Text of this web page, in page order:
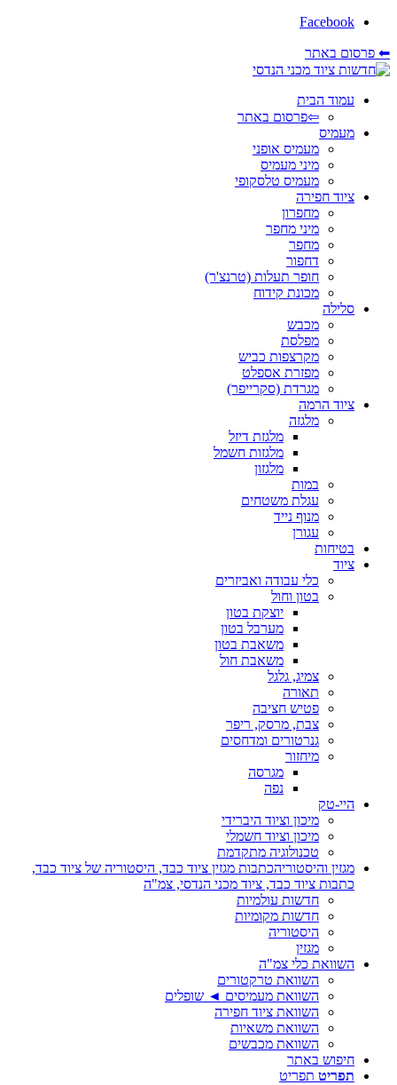
Facebook
⬅ פרסום באתר
עמוד הבית
⇦פרסום באתר
מעמיס
מעמיס אופני
מיני מעמיס
מעמיס טלסקופי
ציוד חפירה
מחפרון
מיני מחפר
מחפר
דחפור
חופר תעלות (טרנצ'ר)
מכונת קידוח
סלילה
מכבש
מפלסת
מקרצפות כביש
מפזרת אספלט
מגרדת (סקרייפר)
ציוד הרמה
מלגזה
מלגזת דיזל
מלגזות חשמל
מלגזון
במות
עגלת משטחים
מנוף נייד
עגורן
בטיחות
ציוד
כלי עבודה ואביזרים
בטון וחול
יוצקת בטון
מערבל בטון
משאבת בטון
משאבת חול
צמיג, גלגל
תאורה
פטיש חציבה
צבת, מרסק, ריפר
גנרטורים ומדחסים
מיחזור
מגרסה
נפה
היי-טק
מיכון וציוד היברידי
מיכון וציוד חשמלי
טכנולוגיה מתקדמת
מגזין והיסטוריהכתבות מגזין ציוד כבד, היסטוריה של ציוד כבד,
כתבות ציוד כבד, ציוד מכני הנדסי, צמ"ה
חדשות עולמיות
חדשות מקומיות
היסטוריה
מגזין
השוואת כלי צמ"ה
השוואת טרקטורים
השוואת מעמיסים ◄ שופלים
השוואת ציוד חפירה
השוואת משאיות
השוואת מכבשים
חיפוש באתר
תפריט תפריט